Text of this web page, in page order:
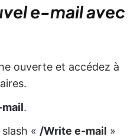
e-mail avec
ouverte et accédez à
.
« /Write e-mail »